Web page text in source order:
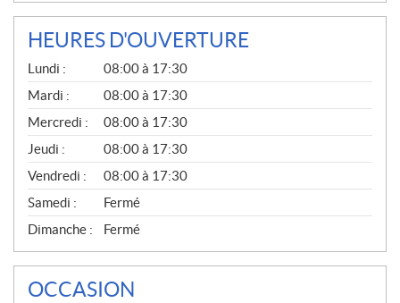
HEURES D'OUVERTURE
G
É
N
É
R
A
L
Lundi :
08:00 à 17:30
Mardi :
08:00 à 17:30
Mercredi :
08:00 à 17:30
Jeudi :
08:00 à 17:30
Vendredi :
08:00 à 17:30
Samedi :
Fermé
Dimanche :
Fermé
OCCASION